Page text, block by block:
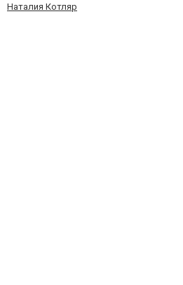
Наталия Котляр